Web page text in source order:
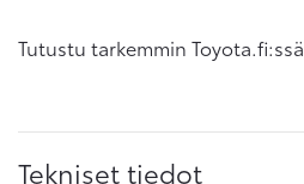
Tutustu tarkemmin Toyota.fi:ssä
Tekniset tiedot